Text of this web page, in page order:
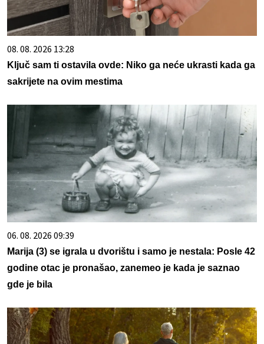
08. 08. 2026 13:28
Ključ sam ti ostavila ovde: Niko ga neće ukrasti kada ga
sakrijete na ovim mestima
06. 08. 2026 09:39
Marija (3) se igrala u dvorištu i samo je nestala: Posle 42
godine otac je pronašao, zanemeo je kada je saznao
gde je bila